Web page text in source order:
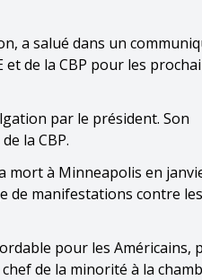
a salué dans un
de la CBP pour les
par le président. Son
la CBP.
mort à Minneapolis en
de manifestations contre les
pour les Américains,
de la minorité à la